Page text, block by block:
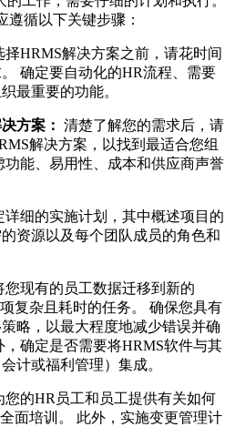
遵循以下关键步骤：
择HRMS解决方案之前，请花时间
确定要自动化的HR流程、需要
最重要的功能。
方案： 清楚了解您的需求后，请
解决方案，以找到最适合您组
功能、易用性、成本和供应商声誉
详细的实施计划，其中概述项目的
资源以及每个团队成员的角色和
您现有的员工数据迁移到新的
复杂且耗时的任务。 确保您具有
略，以最大程度地减少错误并确
确定是否需要将HRMS软件与其
计或福利管理）集成。
您的HR员工和员工提供有关如何
面培训。 此外，实施变更管理计